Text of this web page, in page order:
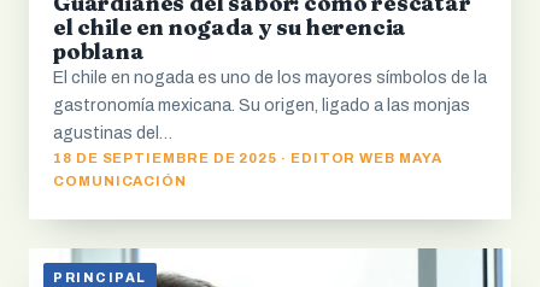
el chile en nogada y su herencia
poblana
El chile en nogada es uno de los mayores símbolos de la
gastronomía mexicana. Su origen, ligado a las monjas
agustinas del…
18 DE SEPTIEMBRE DE 2025 · EDITOR WEB MAYA
COMUNICACIÓN
PRINCIPAL